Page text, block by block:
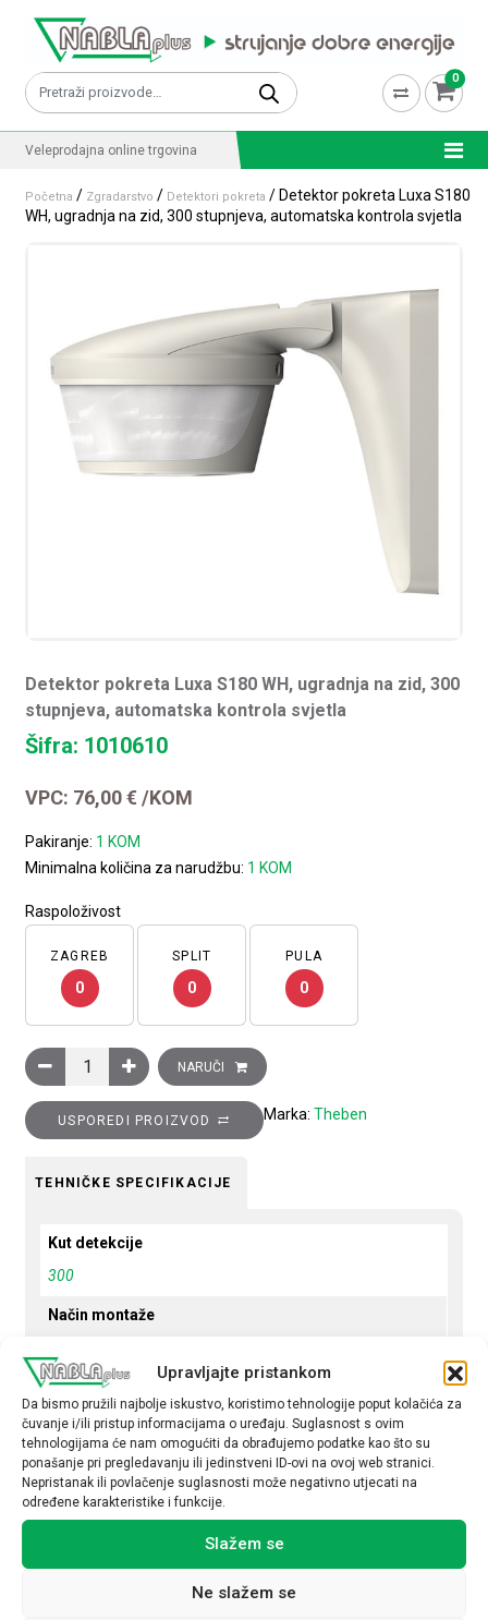
Upravljajte pristankom
Da bismo pružili najbolje iskustvo, koristimo tehnologije poput kolačića za
čuvanje i/ili pristup informacijama o uređaju. Suglasnost s ovim
tehnologijama će nam omogućiti da obrađujemo podatke kao što su
ponašanje pri pregledavanju ili jedinstveni ID-ovi na ovoj web stranici.
Nepristanak ili povlačenje suglasnosti može negativno utjecati na
određene karakteristike i funkcije.
Slažem se
Ne slažem se
Pretraži: 0
Veleprodajna online trgovina
Početna / Zgradarstvo / Detektori pokreta / Detektor pokreta Luxa S180
WH, ugradnja na zid, 300 stupnjeva, automatska kontrola svjetla
Detektor pokreta Luxa S180 WH, ugradnja na zid, 300
stupnjeva, automatska kontrola svjetla
Šifra: 1010610
VPC: 76,00€ /KOM
Pakiranje: 1 KOM
Minimalna količina za narudžbu: 1 KOM
Raspoloživost
ZAGREB
0
SPLIT
0
PULA
0
Detektor pokreta Luxa S180 WH, ugradnja na zid, 300
NARUČI
USPOREDI PROIZVOD Marka: Theben
TEHNIČKE SPECIFIKACIJE
Kut detekcije
300
Način montaže
Mjesto montaže
Zid
Stupanj zaštite
IP55